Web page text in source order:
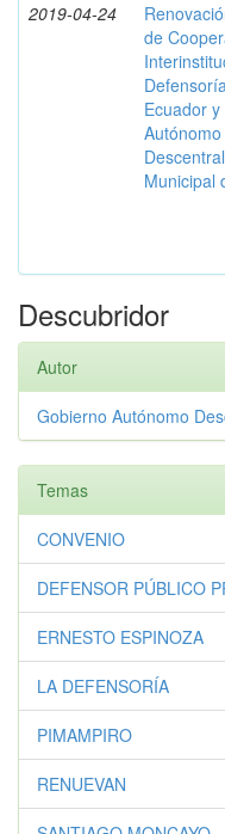
2019-04-24
de
Ecuador
Autónomo
Municipal
Descubridor
Autor
Gobierno Autónomo
Temas
CONVENIO
DEFENSOR PÚBLICO
ERNESTO ESPINOZA
LA DEFENSORÍA
PIMAMPIRO
RENUEVAN